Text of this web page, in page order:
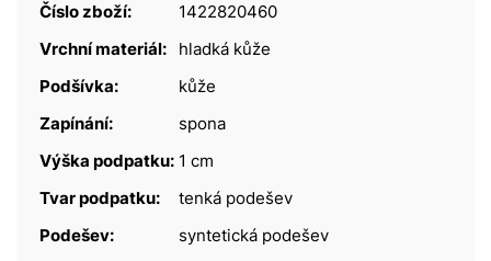
Číslo zboží:
1422820460
Vrchní materiál:
hladká kůže
Podšívka:
kůže
Zapínání:
spona
Výška podpatku: 1 cm
Tvar podpatku:
tenká podešev
Podešev:
syntetická podešev